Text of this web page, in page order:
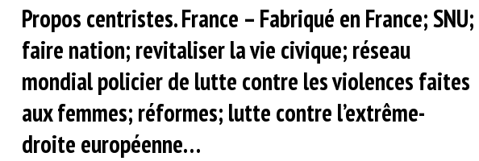
Propos centristes. France – Fabriqué en France; SNU;
faire nation; revitaliser la vie civique; réseau
mondial policier de lutte contre les violences faites
aux femmes; réformes; lutte contre l’extrême-
droite européenne…